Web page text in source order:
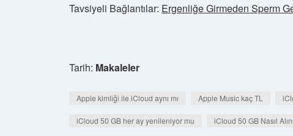
Tavsiyeli Bağlantılar: Ergenliğe Girmeden Sperm
Tarih: Makaleler
Apple kimliği ile iCloud aynı mı Apple Music kaç TL
iCloud 50 GB her ay yenileniyor mu iCloud 50 GB Nasıl